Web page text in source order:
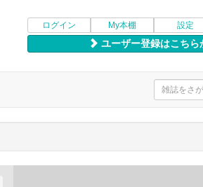
ログイン My本棚 設定
ユーザー登録はこちら